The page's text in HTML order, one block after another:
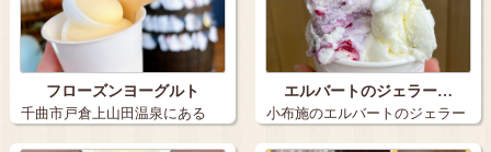
フローズンヨーグルト
千曲市戸倉上山田温泉にある
「フロスタ」 …
エルバートのジェラー…
小布施のエルバートのジェラー
トです。 …